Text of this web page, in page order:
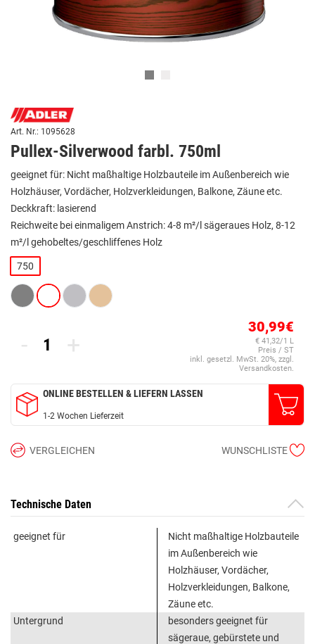
Art. Nr.: 1095628
Pullex-Silverwood farbl. 750ml
geeignet für: Nicht maßhaltige Holzbauteile im Außenbereich wie
Holzhäuser, Vordächer, Holzverkleidungen, Balkone, Zäune etc.
Deckkraft: lasierend
Reichweite bei einmaligem Anstrich: 4-8 m²/l sägeraues Holz, 8-12
m²/l gehobeltes/geschliffenes Holz
750
- +
30,99€
€ 41,32/1 L
Preis / ST
inkl. gesetzl. MwSt. 20%, zzgl.
Versandkosten.
ONLINE BESTELLEN & LIEFERN LASSEN
1-2 Wochen Lieferzeit
VERGLEICHEN WUNSCHLISTE
Technische Daten
geeignet für
Nicht maßhaltige Holzbauteile
im Außenbereich wie
Holzhäuser, Vordächer,
Holzverkleidungen, Balkone,
Zäune etc.
Untergrund
besonders geeignet für
sägeraue, gebürstete und